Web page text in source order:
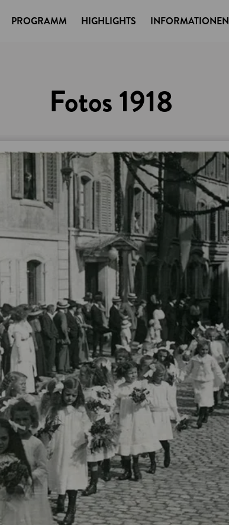
PROGRAMM HIGHLIGHTS INFORMATIONEN
Fotos 1918